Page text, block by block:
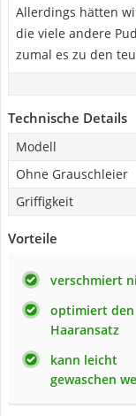
Allerdings hätten
die viele andere
zumal es zu den
Technische Details
Modell
Ohne Grauschleier
Griffigkeit
Vorteile
verschmiert
optimiert den
Haaransatz
kann leicht
gewaschen